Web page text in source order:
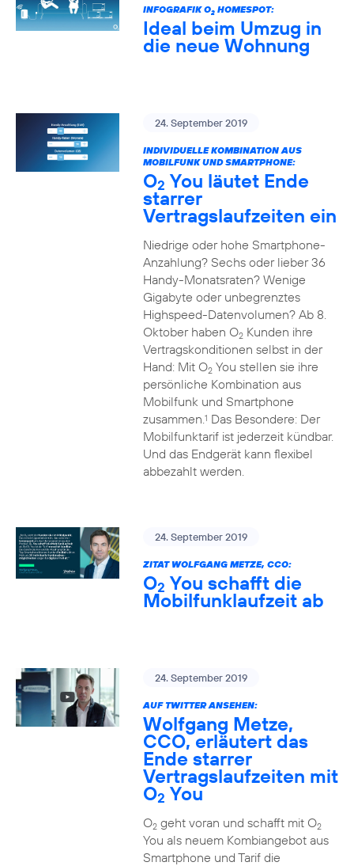
INFOGRAFIK O2HOMESPOT:
Ideal beim Umzug in
die neue Wohnung
24. September 2019
INDIVIDUELLE KOMBINATION AUS
MOBILFUNK UND SMARTPHONE:
O2 You läutet Ende
starrer
Vertragslaufzeiten ein
Niedrige oder hohe Smartphone-
Anzahlung? Sechs oder lieber 36
Handy-Monatsraten? Wenige
Gigabyte oder unbegrenztes
Highspeed-Datenvolumen? Ab 8.
Oktober haben O2Kunden ihre
Vertragskonditionen selbst in der
Hand: Mit O2You stellen sie ihre
persönliche Kombination aus
Mobilfunk und Smartphone
zusammen.1 Das Besondere: Der
Mobilfunktarif ist jederzeit kündbar.
Und das Endgerät kann flexibel
abbezahlt werden.
24. September 2019
ZITAT WOLFGANG METZE, CCO:
O2 You schafft die
Mobilfunklaufzeit ab
24. September 2019
AUF TWITTER ANSEHEN:
Wolfgang Metze,
CCO, erläutert das
Ende starrer
Vertragslaufzeiten mit
O2 You
O2geht voran und schafft mit O2
You als neuem Kombiangebot aus
Smartphone und Tarif die